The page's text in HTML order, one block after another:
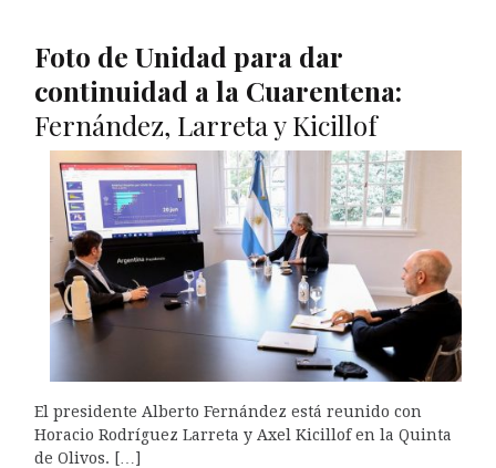
Foto de Unidad para dar
continuidad a la Cuarentena:
Fernández, Larreta y Kicillof
El presidente Alberto Fernández está reunido con
Horacio Rodríguez Larreta y Axel Kicillof en la Quinta
de Olivos. […]